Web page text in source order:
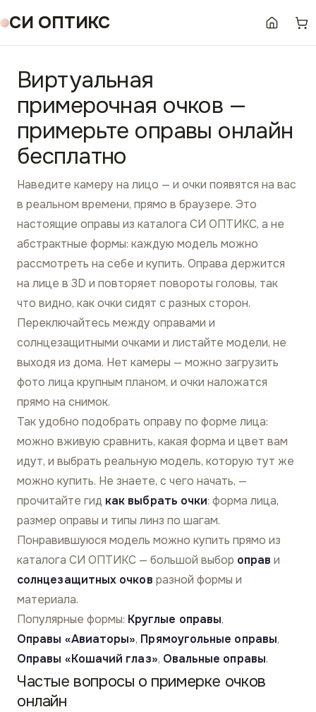
СИ ОПТИКС
Запускаем камеру…
Разрешите доступ к камере в окне браузера.
Виртуальная
примерочная очков —
примерьте оправы онлайн
бесплатно
Наведите камеру на лицо — и очки появятся на вас
в реальном времени, прямо в браузере. Это
настоящие оправы из каталога СИ ОПТИКС, а не
абстрактные формы: каждую модель можно
рассмотреть на себе и купить. Оправа держится
на лице в 3D и повторяет повороты головы, так
что видно, как очки сидят с разных сторон.
Переключайтесь между оправами и
солнцезащитными очками и листайте модели, не
выходя из дома. Нет камеры — можно загрузить
фото лица крупным планом, и очки наложатся
прямо на снимок.
Так удобно подобрать оправу по форме лица:
можно вживую сравнить, какая форма и цвет вам
идут, и выбрать реальную модель, которую тут же
можно купить. Не знаете, с чего начать, —
прочитайте гид как выбрать очки: форма лица,
размер оправы и типы линз по шагам.
Понравившуюся модель можно купить прямо из
каталога СИ ОПТИКС — большой выбор оправ и
солнцезащитных очков разной формы и
материала.
Популярные формы: Круглые оправы,
Оправы «Авиаторы», Прямоугольные оправы,
Оправы «Кошачий глаз», Овальные оправы.
Частые вопросы о примерке очков
онлайн